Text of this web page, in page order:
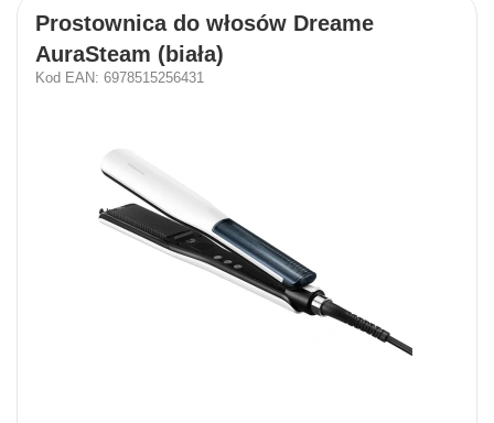
Prostownica do włosów Dreame
AuraSteam (biała)
Kod EAN: 6978515256431